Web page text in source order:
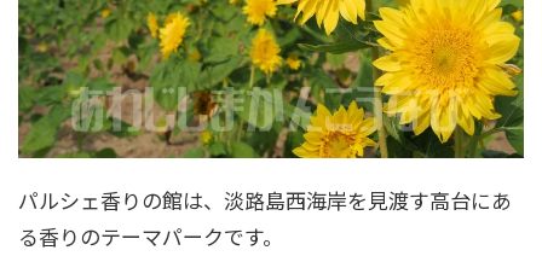
パルシェ香りの館は、淡路島西海岸を見渡す高台にあ
る香りのテーマパークです。